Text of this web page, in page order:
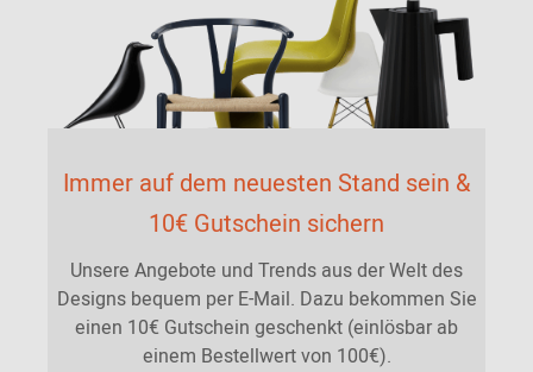
Immer auf dem neuesten Stand sein &
10€ Gutschein sichern
Unsere Angebote und Trends aus der Welt des
Designs bequem per E-Mail. Dazu bekommen Sie
einen 10€ Gutschein geschenkt (einlösbar ab
einem Bestellwert von 100€).